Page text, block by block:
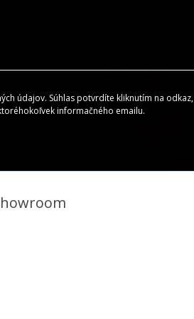
údajov. Súhlas potvrdíte kliknutím na odkaz,
informačného emailu.